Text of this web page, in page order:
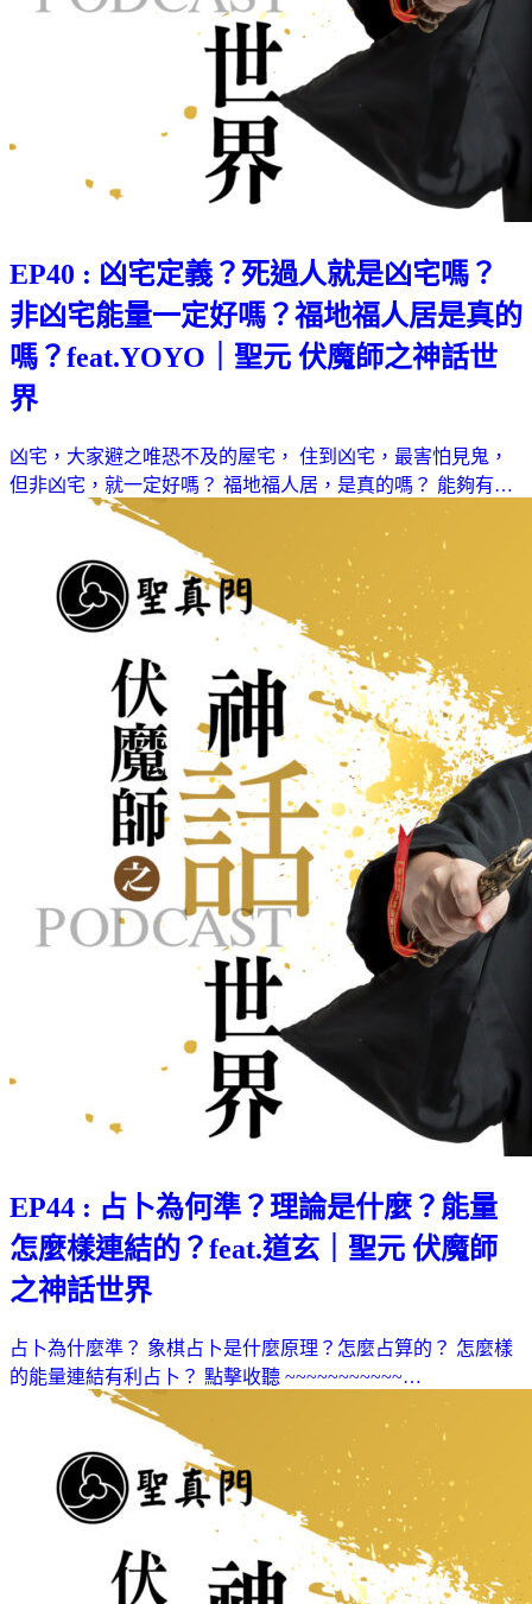
EP40 : 凶宅定義？死過人就是凶宅嗎？
非凶宅能量一定好嗎？福地福人居是真的
嗎？feat.YOYO｜聖元 伏魔師之神話世
界
凶宅，大家避之唯恐不及的屋宅， 住到凶宅，最害怕見鬼，
但非凶宅，就一定好嗎？ 福地福人居，是真的嗎？ 能夠有…
EP44 : 占卜為何準？理論是什麼？能量
怎麼樣連結的？feat.道玄｜聖元 伏魔師
之神話世界
占卜為什麼準？ 象棋占卜是什麼原理？怎麼占算的？ 怎麼樣
的能量連結有利占卜？ 點擊收聽 ~~~~~~~~~~~…